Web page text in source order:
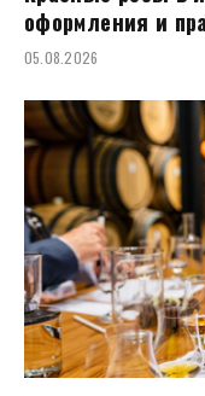
оформления и
05.08.2026